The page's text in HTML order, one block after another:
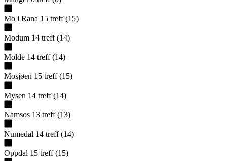
Mo i Rana 15 treff (15)
Modum 14 treff (14)
Molde 14 treff (14)
Mosjøen 15 treff (15)
Mysen 14 treff (14)
Namsos 13 treff (13)
Numedal 14 treff (14)
Oppdal 15 treff (15)